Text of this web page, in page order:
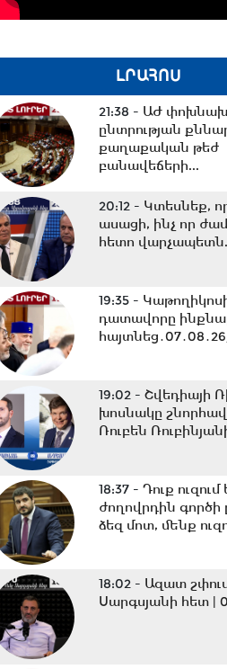
ԼՐԱՀՈՍ
21:38 - ԱԺ
ընտրության
քաղաքական թեժ
բանավեճերի...
20:12 - Կտեսնեք,
ասացի, ինչ որ
հետո
19:35 -
դատավորը
19:02 - Շվեդիայի
խոսնակը
Ռուբեն
18:37 - Դուք ուզում
ժողովրդին գործի
ձեզ մոտ, մենք
18:02 - Ազատ
Սարգսյանի հետ |